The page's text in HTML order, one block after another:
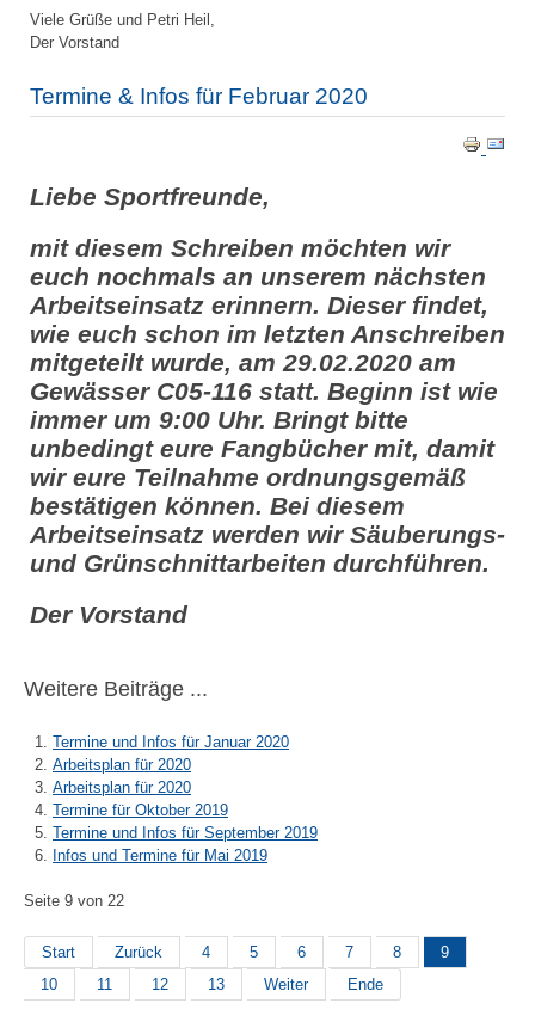
Viele Grüße und Petri Heil,
Der Vorstand
Termine & Infos für Februar 2020
Liebe Sportfreunde,
mit diesem Schreiben möchten wir
euch nochmals an unserem nächsten
Arbeitseinsatz erinnern. Dieser findet,
wie euch schon im letzten Anschreiben
mitgeteilt wurde, am 29.02.2020 am
Gewässer C05-116 statt. Beginn ist wie
immer um 9:00 Uhr. Bringt bitte
unbedingt eure Fangbücher mit, damit
wir eure Teilnahme ordnungsgemäß
bestätigen können. Bei diesem
Arbeitseinsatz werden wir Säuberungs-
und Grünschnittarbeiten durchführen.
Der Vorstand
Weitere Beiträge ...
Termine und Infos für Januar 2020
Arbeitsplan für 2020
Arbeitsplan für 2020
Termine für Oktober 2019
Termine und Infos für September 2019
Infos und Termine für Mai 2019
Seite 9 von 22
Start Zurück 4 5 6 7 8
9
10
11 12 13 Weiter Ende